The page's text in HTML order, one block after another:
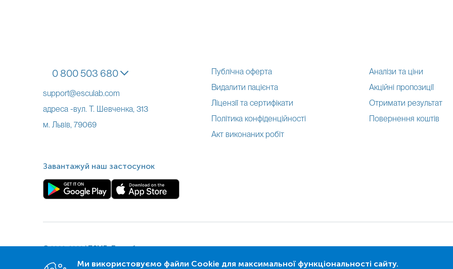
Ми використовуємо файли Cookie для максимальної функціональності сайту.
0 800 503 680
support@esculab.com
адреса -вул. Т. Шевченка, 313
м. Львів, 79069
Публічна оферта
Видалити пацієнта
Ліцензії та сертифікати
Політика конфіденційності
Акт виконаних робіт
Аналізи та ціни
Акційні пропозиції
Отримати результат
Повернення коштів
Завантажуй наш застосунок
© 2009-2026| ПСМЛ «Ескулаб»